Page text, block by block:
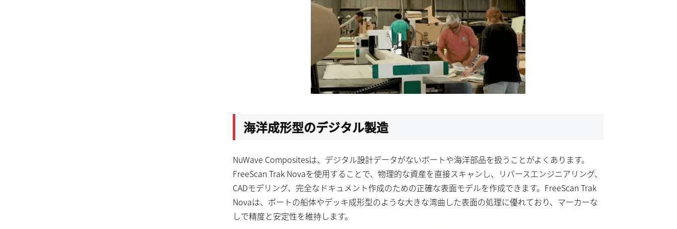
海洋成形型のデジタル製造
NuWave Compositesは、デジタル設計データがないボートや海洋部品を扱うことがよくあります。
FreeScan Trak Novaを使用することで、物理的な資産を直接スキャンし、リバースエンジニアリング、
CADモデリング、完全なドキュメント作成のための正確な表面モデルを作成できます。FreeScan Trak
Novaは、ボートの船体やデッキ成形型のような大きな湾曲した表面の処理に優れており、マーカーな
しで精度と安定性を維持します。